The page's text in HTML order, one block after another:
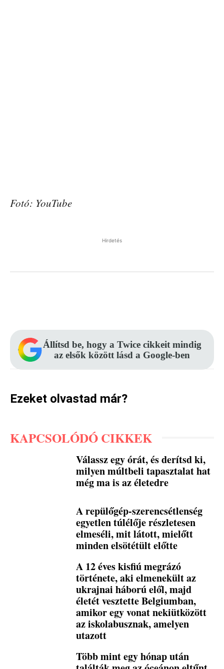
Fotó: YouTube
Hirdetés
Állítsd be, hogy a Twice cikkeit mindig
az elsők között lásd a Google-ben
Ezeket olvastad már?
KAPCSOLÓDÓ CIKKEK
Válassz egy órát, és derítsd ki,
milyen múltbeli tapasztalat hat
még ma is az életedre
A repülőgép-szerencsétlenség
egyetlen túlélője részletesen
elmeséli, mit látott, mielőtt
minden elsötétült előtte
A 12 éves kisfiú megrázó
története, aki elmenekült az
ukrajnai háború elől, majd
életét vesztette Belgiumban,
amikor egy vonat nekiütközött
az iskolabusznak, amelyen
utazott
Több mint egy hónap után